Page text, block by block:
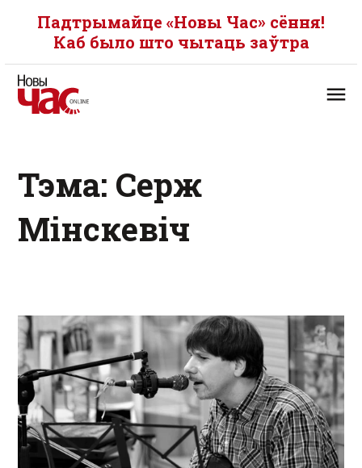
Падтрымайце «Новы Час» сёння!
Каб было што чытаць заўтра
Тэма: Серж
Мінскевіч